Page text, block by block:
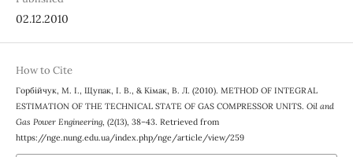
02.12.2010
How to Cite
Горбійчук, М. І., Щупак, І. В., & Кімак, В. Л. (2010). METHOD OF INTEGRAL
ESTIMATION OF THE TECHNICAL STATE OF GAS COMPRESSOR UNITS. Oil and
Gas Power Engineering, (2(13), 38–43. Retrieved from
https://nge.nung.edu.ua/index.php/nge/article/view/259